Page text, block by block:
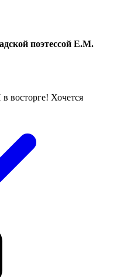
поэтессой Е.М.
в восторге! Хочется